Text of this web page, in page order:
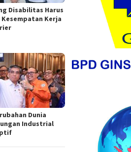
Disabilitas Harus
Kerja
Dunia
Industrial